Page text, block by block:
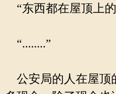
“东西都在屋顶上
“........”
公安局的人在屋顶